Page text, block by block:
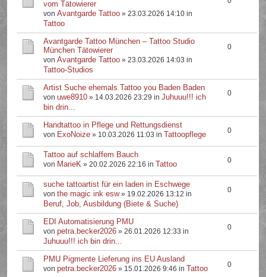
vom Tätowierer
vonAvantgarde Tattoo » 23.03.2026 14:10 in
Tattoo
Avantgarde Tattoo München – Tattoo Studio
München Tätowierer
vonAvantgarde Tattoo » 23.03.2026 14:03 in
Tattoo-Studios
0
Artist Suche ehemals Tattoo you Baden Baden
vonuwe8910 » 14.03.2026 23:29 inJuhuuu!!! ich
bin drin...
0
Handtattoo in Pflege und Rettungsdienst
von ExoNoize » 10.03.2026 11:03 in Tattoopflege 0
Tattoo auf schlaffem Bauch
von MarieK » 20.02.2026 22:16 in Tattoo 0
suche tattoartist für ein laden in Eschwege
vonthe magic ink esw» 19.02.2026 13:12 in
Beruf, Job, Ausbildung (Biete & Suche)
0
EDI Automatisierung PMU
vonpetra.becker2026 » 26.01.2026 12:33 in
Juhuuu!!! ich bin drin...
0
PMU Pigmente Lieferung ins EU Ausland
vonpetra.becker2026 » 15.01.2026 9:46 in Tattoo 0